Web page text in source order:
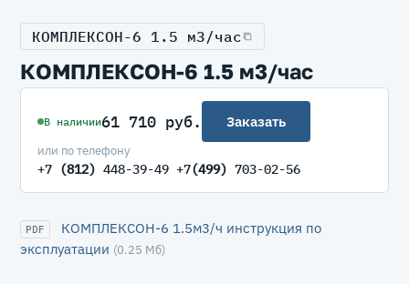
КОМПЛЕКСОН-6 1.5 м3/час
КОМПЛЕКСОН-6 1.5 м3/час
В наличии61 710 руб. Заказать
или по телефону
+7 (812) 448-39-49 +7(499) 703-02-56
PDF
КОМПЛЕКСОН-6 1.5м3/ч инструкция по
эксплуатации (0.25 Мб)